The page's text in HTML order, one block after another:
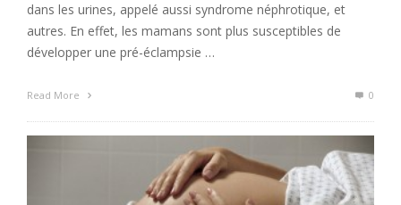
dans les urines, appelé aussi syndrome néphrotique, et
autres. En effet, les mamans sont plus susceptibles de
développer une pré-éclampsie …
Read More 0